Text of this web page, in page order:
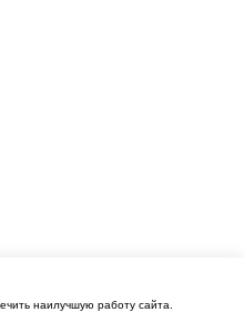
наилучшую работу сайта.